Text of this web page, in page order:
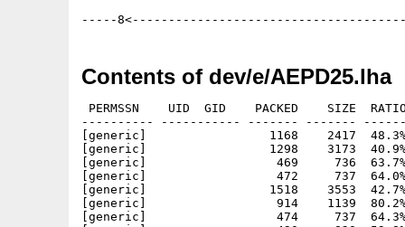
Contents of dev/e/AEPD25.lha
PERMSSN    UID  GID    PACKED    SIZE  RATIO     CRC       STAMP          NAME
---------- ----------- ------- ------- ------ ---------- ------------ -------------
[generic]                 1168    2417  48.3% -lh5- 0cad Jan  8  1998 EPD25.info
[generic]                 1298    3173  40.9% -lh5- e286 Jan  8  1998 EPD25.readme
[generic]                  469     736  63.7% -lh5- c8f2 May 28  1995 EPD25/Amiga_E-Programme.info
[generic]                  472     737  64.0% -lh5- 05d4 Apr 12  1995 EPD25/Amiga_E-Programme/AmigaLib.info
[generic]                 1518    3553  42.7% -lh5- 4152 Apr  8  1995 EPD25/Amiga_E-Programme/AmigaLib/AmigaLib.readme
[generic]                  914    1139  80.2% -lh5- 6062 Apr 12  1995 EPD25/Amiga_E-Programme/AmigaLib/AmigaLib.readme.info
[generic]                  474     737  64.3% -lh5- 4757 Apr 18  1995 EPD25/Amiga_E-Programme/AmigaLib/Modules.info
[generic]                  490     820  59.8% -lh5- c1e9 Mar 30  1995 EPD25/Amiga_E-Programme/AmigaLib/Modules/AmigaLib/argarray.m
[generic]                  297     572  51.9% -lh5- 1192 Mar 30  1995 EPD25/Amiga_E-Programme/AmigaLib/Modules/AmigaLib/boopsi.m
[generic]                  946    1970  48.0% -lh5- 2c76 Mar 30  1995 EPD25/Amiga_E-Programme/AmigaLib/Modules/AmigaLib/cx.m
[generic]                  201     282  71.3% -lh5- 9eb9 Apr  1  1995 EPD25/Amiga_E-Programme/AmigaLib/Modules/AmigaLib/interrupts.m
[generic]                  332     522  63.6% -lh5- d0a6 Mar 30  1995 EPD25/Amiga_E-Programme/AmigaLib/Modules/AmigaLib/io.m
[generic]                   85     112  75.9% -lh5- 7b92 Mar 30  1995 EPD25/Amiga_E-Programme/AmigaLib/Modules/AmigaLib/lists.m
[generic]                  406     608  66.8% -lh5- fd1c Mar 30  1995 EPD25/Amiga_E-Programme/AmigaLib/Modules/AmigaLib/ports.m
[generic]                  242     366  66.1% -lh5- 1965 Mar 30  1995 EPD25/Amiga_E-Programme/AmigaLib/Modules/AmigaLib/random.m
[generic]                  419     614  68.2% -lh5- a517 Apr  3  1995 EPD25/Amiga_E-Programme/AmigaLib/Modules/AmigaLib/tasks.m
[generic]                  292     444  65.8% -lh5- ee34 Mar 30  1995 EPD25/Amiga_E-Programme/AmigaLib/Modules/AmigaLib/time.m
[generic]                  469     737  63.6% -lh5- 2fab Apr 18  1995 EPD25/Amiga_E-Programme/AmigaLib/Src.info
[generic]                 1438    2304  62.4% -lh5- 797e Mar 30  1995 EPD25/Amiga_E-Programme/AmigaLib/Src/AmigaLib/testargarray
[generic]                  405     689  58.8% -lh5- 0d7b Mar 19  1995 EPD25/Amiga_E-Programme/AmigaLib/Src/AmigaLib/testargarray.e
[generic]                  458     537  85.3% -lh5- cfc8 Apr  8  1995 EPD25/Amiga_E-Programme/AmigaLib/Src/AmigaLib/testargarray.info
[generic]                 1909    3804  50.2% -lh5- 4546 Mar 30  1995 EPD25/Amiga_E-Programme/AmigaLib/Src/AmigaLib/testcx
[generic]                 1129    2670  42.3% -lh5- 2632 Apr  1  1995 EPD25/Amiga_E-Programme/AmigaLib/Src/AmigaLib/testcx.e
[generic]                  681    1012  67.3% -lh5- 794d Apr  1  1995 EPD25/Amiga_E-Programme/AmigaLib/Src/AmigaLib/testinterrupts
[generic]                  242     342  70.8% -lh5- ca1d Apr  1  1995 EPD25/Amiga_E-Programme/AmigaLib/Src/AmigaLib/testinterrupts.e
[generic]                  900    1192  75.5% -lh5- 7f21 Apr  1  1995 EPD25/Amiga_E-Programme/AmigaLib/Src/AmigaLib/testinterrupts2
[generic]                  451     798  56.5% -lh5- 1828 Apr  4  1995 EPD25/Amiga_E-Programme/AmigaLib/Src/AmigaLib/testinterrupts2.e
[generic]                 1197    1920  62.3% -lh5- 93d6 Mar 30  1995 EPD25/Amiga_E-Programme/AmigaLib/Src/AmigaLib/testtime
[generic]                  163     204  79.9% -lh5- 273e Mar 27  1995 EPD25/Amiga_E-Programme/AmigaLib/Src/AmigaLib/testtime.e
[generic]                  468     737  63.5% -lh5- a766 Apr 12  1995 EPD25/Amiga_E-Programme/JRH-RKRM-PartOne.info
[generic]                  468     737  63.5% -lh5- 7ea5 Apr 12  1995 EPD25/Amiga_E-Programme/JRH-RKRM-PartOne/ASL.info
[generic]                 1817    3236  56.1% -lh5- 6d95 Apr  8  1995 EPD25/Amiga_E-Programme/JRH-RKRM-PartOne/ASL/filehook
[generic]                 1444    3534  40.9% -lh5- 6657 Apr  5  1995 EPD25/Amiga_E-Programme/JRH-RKRM-PartOne/ASL/filehook.e
[generic]                  894    1123  79.6% -lh5- 477f Apr 12  1995 EPD25/Amiga_E-Programme/JRH-RKRM-PartOne/ASL/filehook.info
[generic]                 1222    1928  63.4% -lh5- 7a0f Apr  8  1995 EPD25/Amiga_E-Programme/JRH-RKRM-PartOne/ASL/filepat
[generic]                 1246    3068  40.6% -lh5- f3c7 Mar 27  1995 EPD25/Amiga_E-Programme/JRH-RKRM-PartOne/ASL/filepat.e
[generic]                  895    1123  79.7% -lh5- 77a6 Apr 12  1995 EPD25/Amiga_E-Programme/JRH-RKRM-PartOne/ASL/filepat.info
[generic]                 1054    1540  68.4% -lh5- 3ec0 Apr  8  1995 EPD25/Amiga_E-Programme/JRH-RKRM-PartOne/ASL/filereq
[generic]                  916    1560  58.7% -lh5- ae46 Mar 27  1995 EPD25/Amiga_E-Programme/JRH-RKRM-PartOne/ASL/filereq.e
[generic]                  894    1123  79.6% -lh5- b686 Apr 12  1995 EPD25/Amiga_E-Programme/JRH-RKRM-PartOne/ASL/filereq.info
[generic]                 1086    1632  66.5% -lh5- 7b6c Apr  8  1995 EPD25/Amiga_E-Programme/JRH-RKRM-PartOne/ASL/fontreq
[generic]                 1232    2261  54.5% -lh5- c95e Mar 27  1995 EPD25/Amiga_E-Programme/JRH-RKRM-PartOne/ASL/fontreq.e
[generic]                  612    1123  54.5% -lh5- 35a7 Apr 12  1995 EPD25/Amiga_E-Programme/JRH-RKRM-PartOne/ASL/fontreq.info
[generic]                  469     737  63.6% -lh5- feac Apr 12